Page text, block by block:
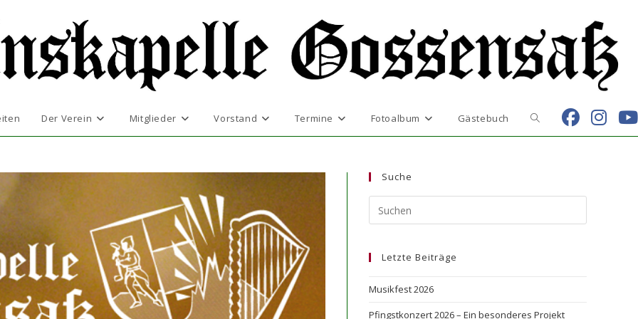
Der Verein Mitglieder Vorstand Termine Fotoalbum Gästebuch Website-
Suche
Letzte Beiträge
Musikfest 2026
Pfingstkonzert 2026 – Ein besonderes Projekt